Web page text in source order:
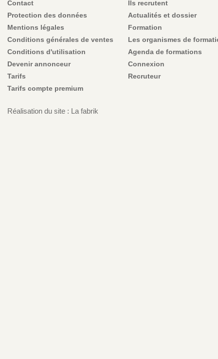
Contact
Protection des données
Mentions légales
Conditions générales de ventes
Conditions d'utilisation
Devenir annonceur
Tarifs
Tarifs compte premium
Ils recrutent
Actualités et dossier
Formation
Les organismes de
Agenda de formations
Connexion
Recruteur
Réalisation du site : La fabrik